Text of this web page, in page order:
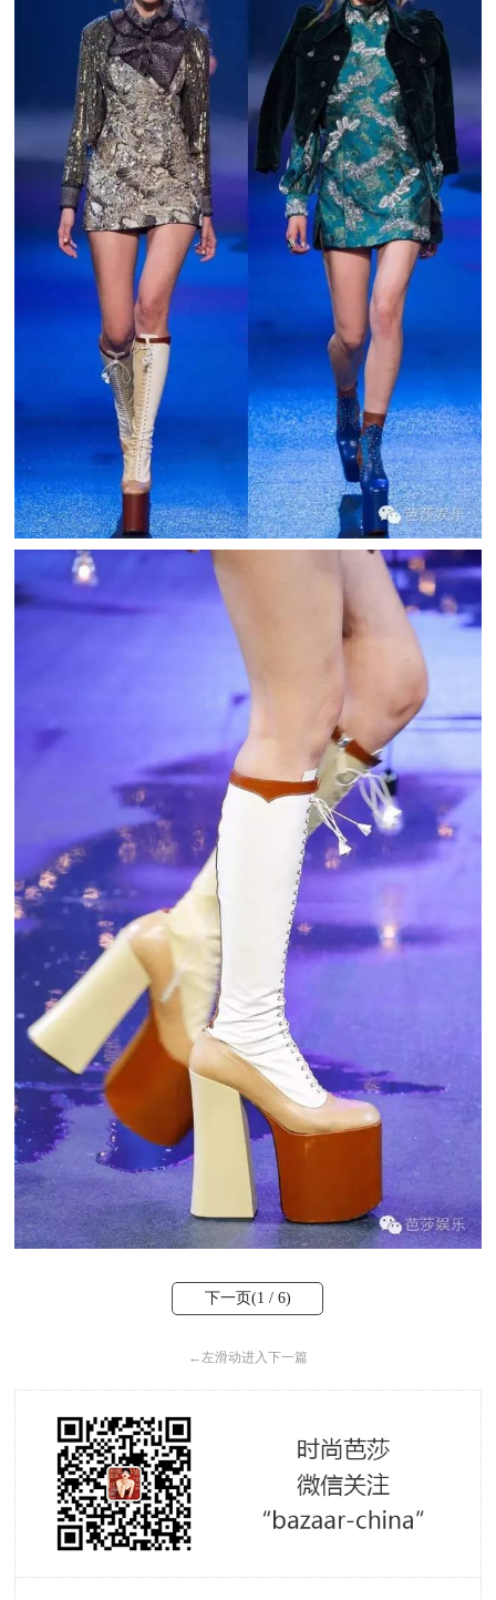
下一页(1 / 6)
←左滑动进入下一篇